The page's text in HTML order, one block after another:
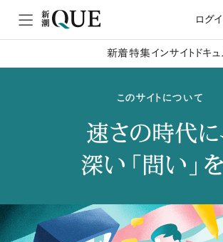
ログ
新着特集 インサイト ドキ
このサイトについて
速さの時代に
深い「問い」を